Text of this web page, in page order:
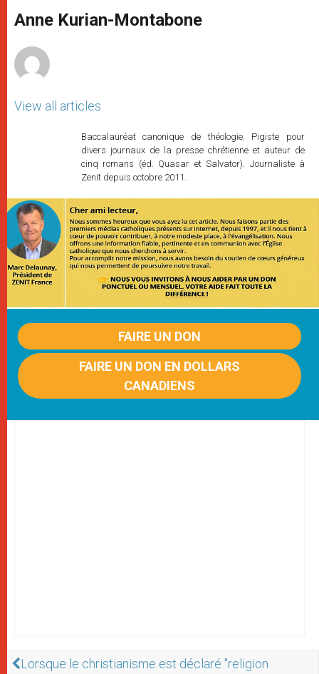
p
p
g
e
o
k
r
Anne Kurian-Montabone
View all articles
Baccalauréat canonique de théologie. Pigiste pour
divers journaux de la presse chrétienne et auteur de
cinq romans (éd. Quasar et Salvator). Journaliste à
Zenit depuis octobre 2011.
FAIRE UN DON
FAIRE UN DON EN DOLLARS
CANADIENS
Lorsque le christianisme est déclaré "religion